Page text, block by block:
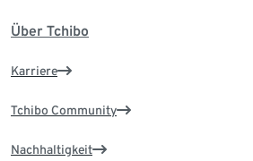
Über Tchibo
Karriere
Tchibo Community
Nachhaltigkeit